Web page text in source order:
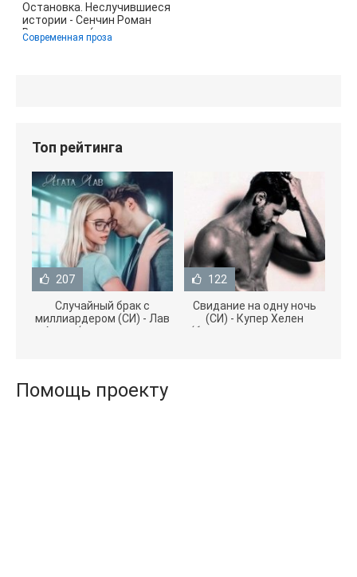
Остановка. Неслучившиеся
истории - Сенчин Роман
Валерьевич (книги
бесплатно без
Современная проза
Топ рейтинга
207
Случайный брак с
миллиардером (СИ) - Лав
Агата (полная версия
122
Свидание на одну ночь
(СИ) - Купер Хелен
(бесплатные серии книг
Помощь проекту